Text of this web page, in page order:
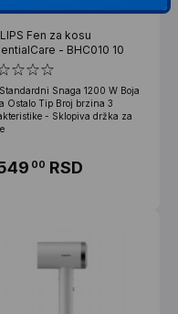
Fen za kosu
- BHC010 10
Snaga 1200 W Boja
Ostalo Tip Broj brzina 3
- Sklopiva držka za
00 RSD